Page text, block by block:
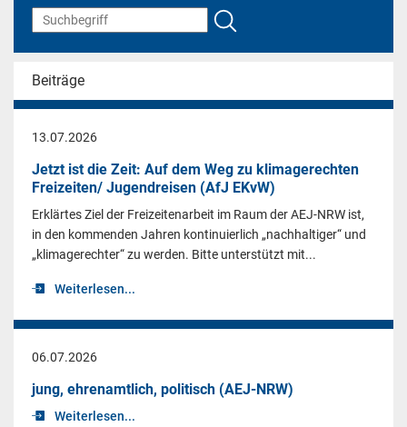
Beiträge
13.07.2026
Jetzt ist die Zeit: Auf dem Weg zu klimagerechten
Freizeiten/ Jugendreisen (AfJ EKvW)
Erklärtes Ziel der Freizeitenarbeit im Raum der AEJ-NRW ist,
in den kommenden Jahren kontinuierlich „nachhaltiger“ und
„klimagerechter“ zu werden. Bitte unterstützt mit...
Weiterlesen...
06.07.2026
jung, ehrenamtlich, politisch (AEJ-NRW)
Weiterlesen...